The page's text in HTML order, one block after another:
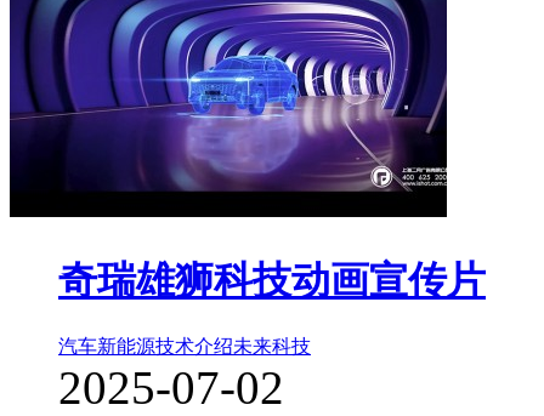
奇瑞雄狮科技动画宣传片
汽车新能源技术介绍未来科技
2025-07-02